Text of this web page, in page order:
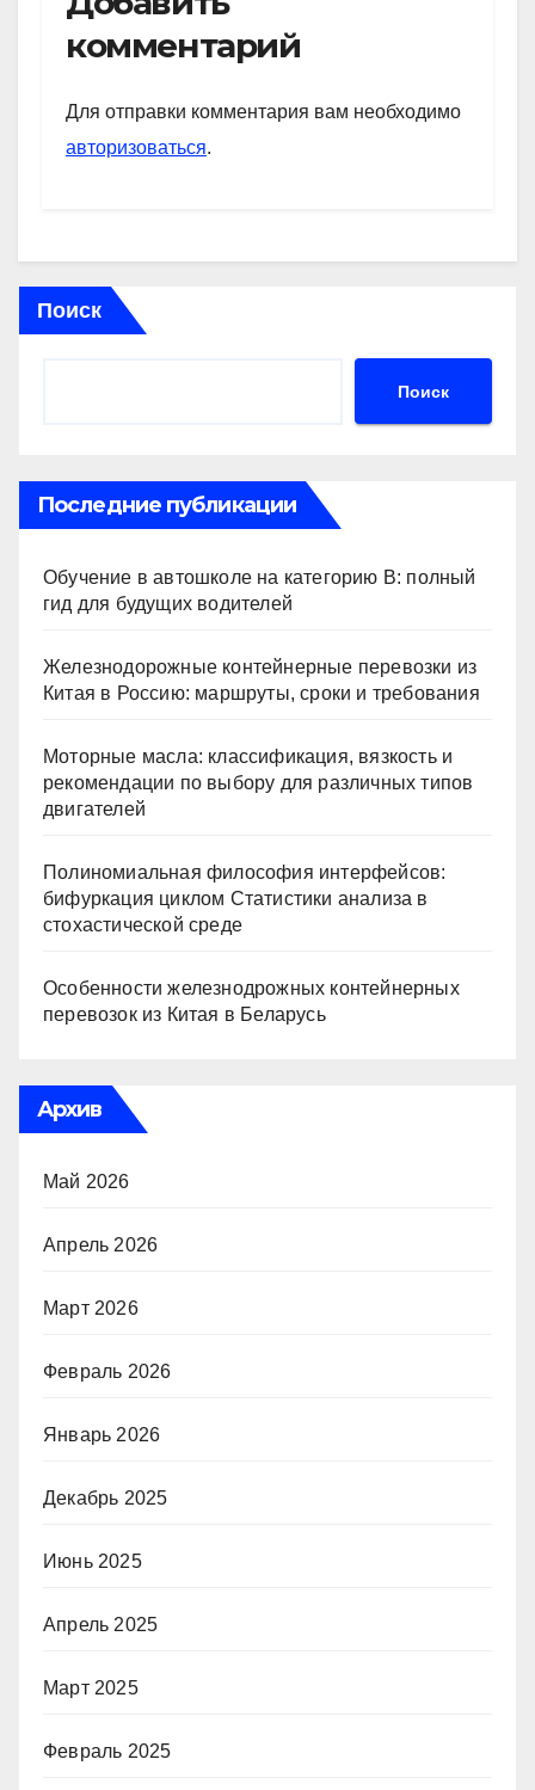
s
A
p
p
gr
a
m
o
kl
a
и
комментарий
Для отправки комментария вам необходимо
авторизоваться.
Поиск
Поиск
Последние публикации
Обучение в автошколе на категорию В: полный
гид для будущих водителей
Железнодорожные контейнерные перевозки из
Китая в Россию: маршруты, сроки и требования
Моторные масла: классификация, вязкость и
рекомендации по выбору для различных типов
двигателей
Полиномиальная философия интерфейсов:
бифуркация циклом Статистики анализа в
стохастической среде
Особенности железнодрожных контейнерных
перевозок из Китая в Беларусь
Архив
Май 2026
Апрель 2026
Март 2026
Февраль 2026
Январь 2026
Декабрь 2025
Июнь 2025
Апрель 2025
Март 2025
Февраль 2025